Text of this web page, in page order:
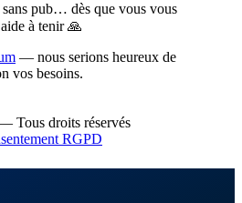
pub… dès que vous vous
à tenir 🙏
— nous serions heureux de
vos besoins.
Tous droits réservés
RGPD